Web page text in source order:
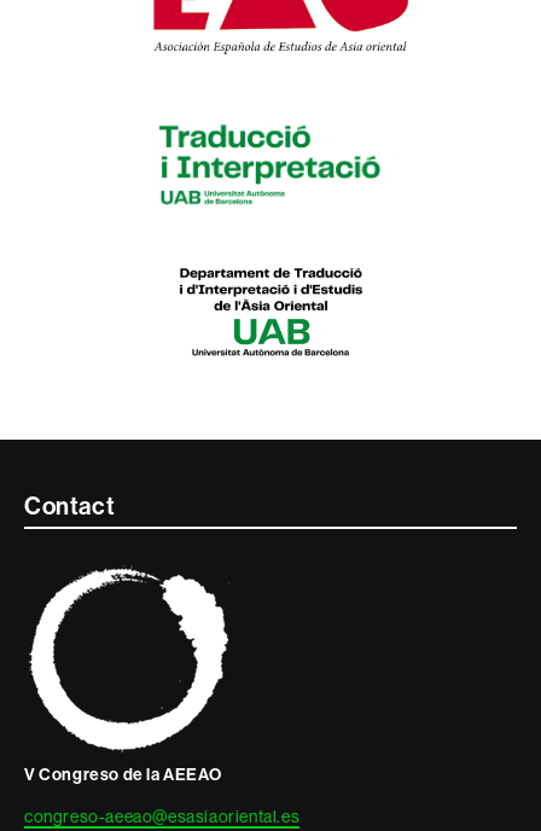
Contacte
informació
legal
Contact
V Congreso de la AEEAO
congreso-aeeao@esasiaoriental.es